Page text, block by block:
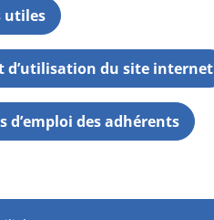
utiles
d’utilisation du site internet
d’emploi des adhérents